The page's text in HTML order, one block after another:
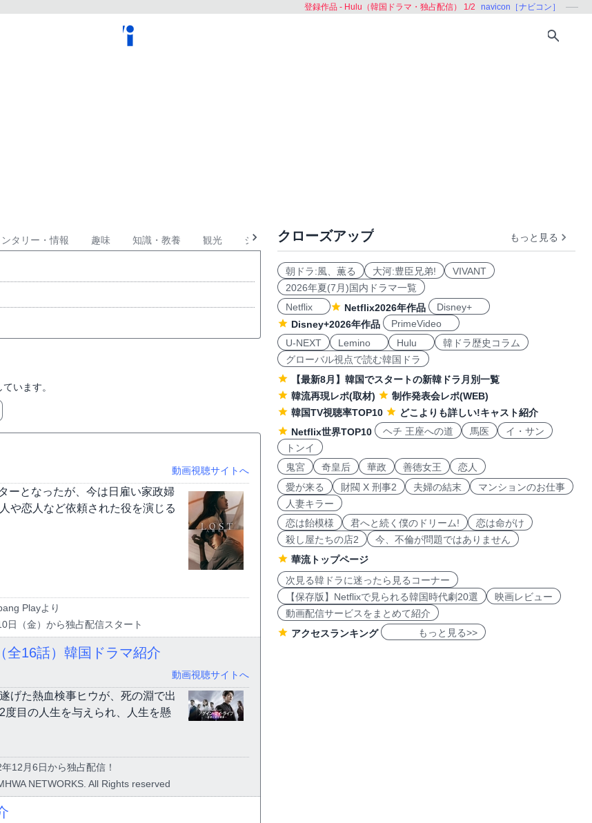
登録作品 - Hulu（韓国ドラマ・独占配信） 1/2 navicon［ナビコン］
ンタリー・情報 趣味 知識・教養 観光 ショッピング 学ぶ
います。
動画視聴サイトへ
ーとなったが、今は日雇い家政婦
や恋人など依頼された役を演じる
Playより
日（金）から独占配信スタート
全16話）韓国ドラマ紹介
動画視聴サイトへ
げた熱血検事ヒウが、死の淵で出
目の人生を与えられ、人生を懸
12月6日から独占配信！
NETWORKS. All Rights reserved
クローズアップ もっと見る
朝ドラ:風、薫る 大河:豊臣兄弟!
VIVANT
2026年夏(7月)国内ドラマ一覧
Netflix
Netflix2026年作品
Disney+
Disney+2026年作品
PrimeVideo
U-NEXT
Lemino Hulu
韓ドラ歴史コラム
グローバル視点で読む韓国ドラ
【最新8月】韓国でスタートの新韓ドラ月別一覧
韓流再現レポ(取材)
制作発表会レポ(WEB)
韓国TV視聴率TOP10
どこよりも詳しい!キャスト紹介
Netflix世界TOP10
ヘチ 王座への道 馬医
イ・サン
トンイ
鬼宮
奇皇后 華政 善徳女王
恋人
愛が来る
財閥 X 刑事2 夫婦の結末
マンションのお仕事
人妻キラー
恋は飴模様
君へと続く僕のドリーム!
恋は命がけ
殺し屋たちの店2
今、不倫が問題ではありません
華流トップページ
次見る韓ドラに迷ったら見るコーナー
【保存版】Netflixで見られる韓国時代劇20選
映画レビュー
動画配信サービスをまとめて紹介
アクセスランキング
もっと見る>>